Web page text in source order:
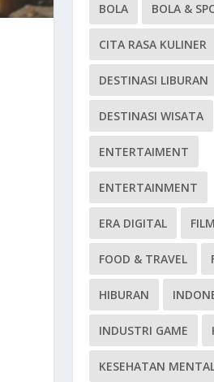
BOLA BOLA &
CITA RASA KULINER
DESTINASI LIBURAN
DESTINASI WISATA
ENTERTAIMENT
ENTERTAINMENT
ERA DIGITAL FILM
FOOD & TRAVEL
HIBURAN
INDUSTRI GAME
KESEHATAN